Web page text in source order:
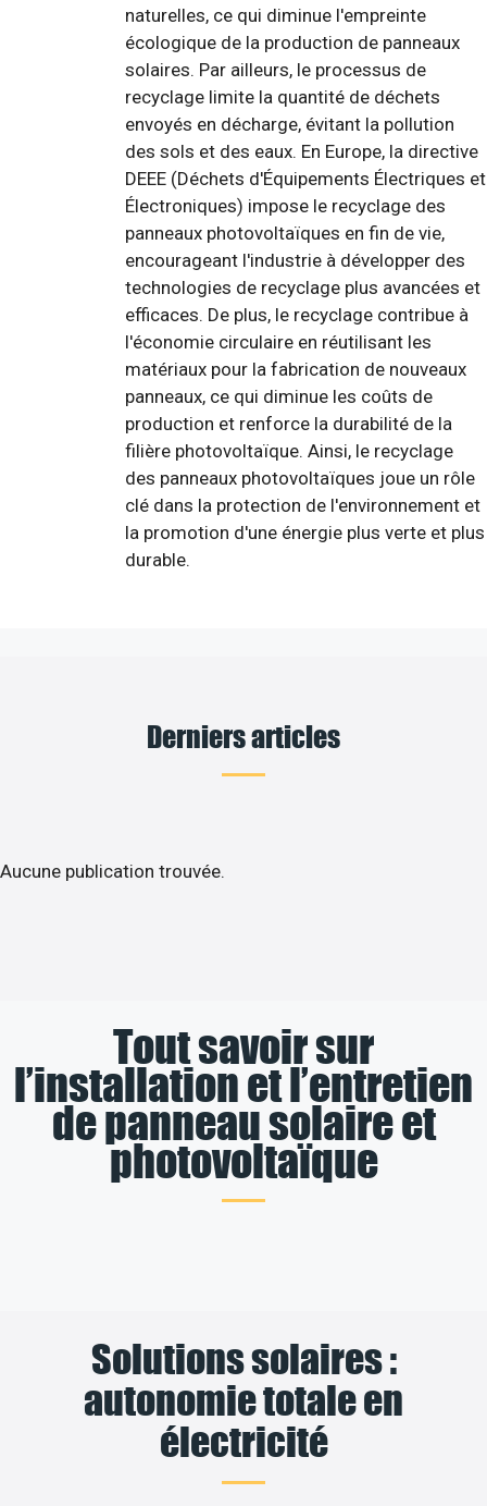
naturelles, ce qui diminue l'empreinte
écologique de la production de panneaux
solaires. Par ailleurs, le processus de
recyclage limite la quantité de déchets
envoyés en décharge, évitant la pollution
des sols et des eaux. En Europe, la directive
DEEE (Déchets d'Équipements Électriques et
Électroniques) impose le recyclage des
panneaux photovoltaïques en fin de vie,
encourageant l'industrie à développer des
technologies de recyclage plus avancées et
efficaces. De plus, le recyclage contribue à
l'économie circulaire en réutilisant les
matériaux pour la fabrication de nouveaux
panneaux, ce qui diminue les coûts de
production et renforce la durabilité de la
filière photovoltaïque. Ainsi, le recyclage
des panneaux photovoltaïques joue un rôle
clé dans la protection de l'environnement et
la promotion d'une énergie plus verte et plus
durable.
Derniers articles
Aucune publication trouvée.
Tout savoir sur
l’installation et l’entretien
de panneau solaire et
photovoltaïque
Solutions solaires :
autonomie totale en
électricité